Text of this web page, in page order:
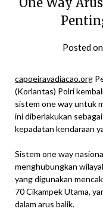
Posted on
capoeiravadiacao.org
(Korlantas) Polri
sistem one way untuk
ini diberlakukan
kepadatan kendaraan
Sistem one way
menghubungkan
yang digunakan
70 Cikampek Utama,
dalam arus balik.